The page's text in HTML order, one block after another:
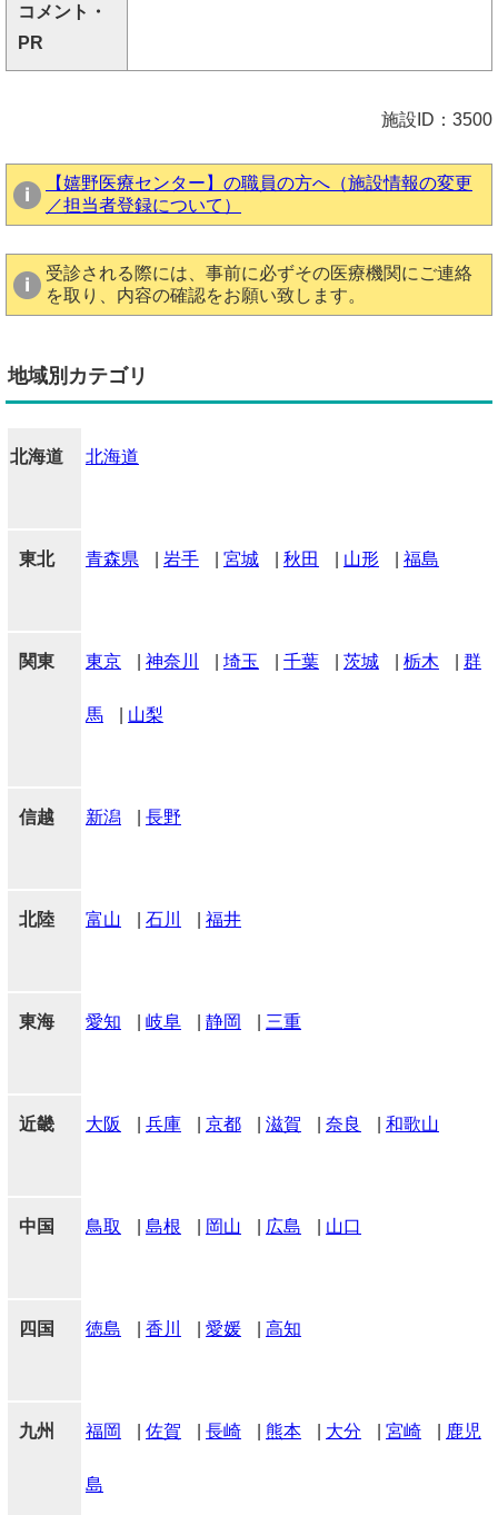
コメント・
PR
施設ID：3500
【嬉野医療センター】の職員の方へ（施設情報の変更
／担当者登録について）
受診される際には、事前に必ずその医療機関にご連絡
を取り、内容の確認をお願い致します。
地域別カテゴリ
北海道 北海道
東北 青森県 岩手 宮城 秋田 山形 福島
関東 東京 神奈川 埼玉 千葉 茨城 栃木 群
馬 山梨
信越 新潟 長野
北陸 富山 石川 福井
東海 愛知 岐阜 静岡 三重
近畿 大阪 兵庫 京都 滋賀 奈良 和歌山
中国 鳥取 島根 岡山 広島 山口
四国 徳島 香川 愛媛 高知
九州 福岡 佐賀 長崎 熊本 大分 宮崎 鹿児
島